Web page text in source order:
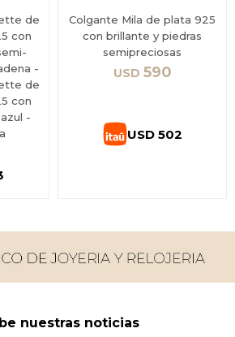
de
con
-
de
con
-
Colgante Mila de plata 925
con brillante y piedras
semipreciosas
USD 590
USD 502
nuestras noticias